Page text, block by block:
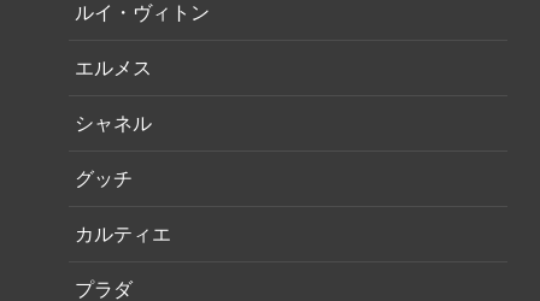
ルイ・ヴィトン
エルメス
シャネル
グッチ
カルティエ
プラダ